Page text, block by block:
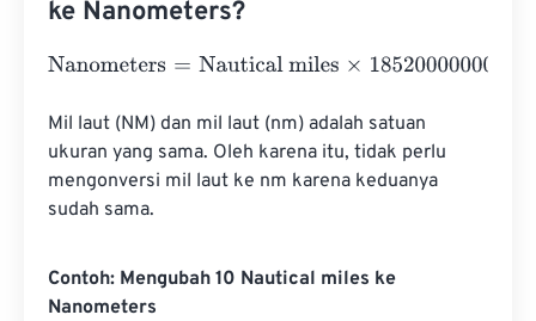
ke Nanometers?
Nanometers= Nautical miles ×1852000000000
Mil laut (NM) dan mil laut (nm) adalah satuan
ukuran yang sama. Oleh karena itu, tidak perlu
mengonversi mil laut ke nm karena keduanya
sudah sama.
Contoh: Mengubah 10 Nautical miles ke
Nanometers